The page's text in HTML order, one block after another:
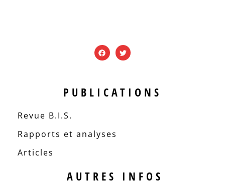
PUBLICATIONS
Revue B.I.S.
Rapports et analyses
Articles
AUTRES INFOS